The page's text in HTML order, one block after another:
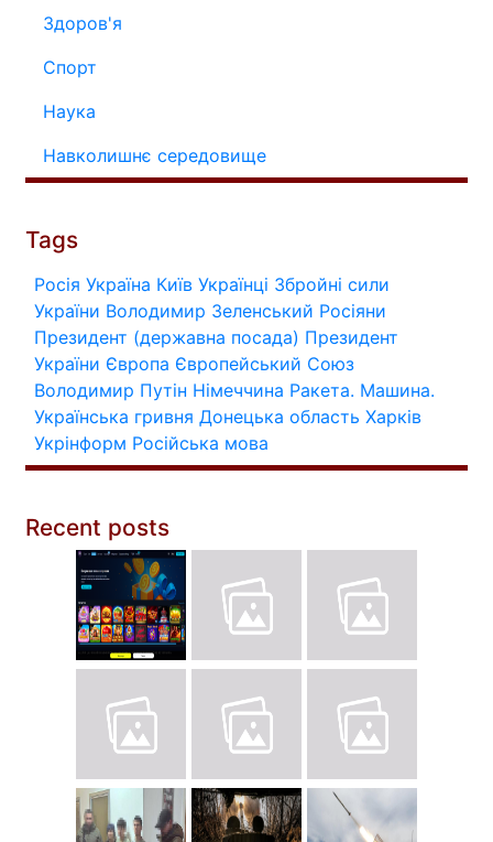
Здоров'я
Спорт
Наука
Навколишнє середовище
Tags
Росія Україна Київ Українці Збройні сили
України Володимир Зеленський Росіяни
Президент (державна посада) Президент
України Європа Європейський Союз
Володимир Путін Німеччина Ракета. Машина.
Українська гривня Донецька область Харків
Укрінформ Російська мова
Recent posts